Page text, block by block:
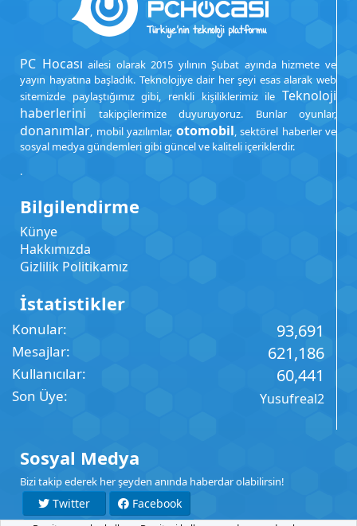
PC Hocası ailesi olarak 2015 yılının Şubat ayında hizmete ve
yayın hayatına başladık. Teknolojiye dair her şeyi esas alarak web
sitemizde paylaştığımız gibi, renkli kişiliklerimiz ile Teknoloji
haberlerini takipçilerimize duyuruyoruz. Bunlar oyunlar,
donanımlar, mobil yazılımlar, otomobil, sektörel haberler ve
sosyal medya gündemleri gibi güncel ve kaliteli içeriklerdir.
.
Bilgilendirme
Künye
Hakkımızda
Gizlilik Politikamız
İstatistikler
Konular 93,691
Mesajlar 621,186
Kullanıcılar 60,441
Son Üye Yusufreal2
Sosyal Medya
Bizi takip ederek her şeyden anında haberdar olabilirsin!
Twitter
Facebook